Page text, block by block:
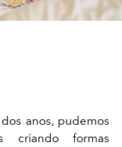
anos, pudemos
criando formas